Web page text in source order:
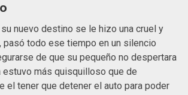
nuevo destino se le hizo una cruel y
pasó todo ese tiempo en un silencio
de que su pequeño no despertara
estuvo más quisquilloso que de
el tener que detener el auto para poder